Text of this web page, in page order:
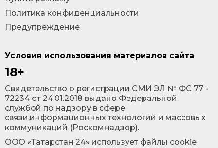
Условия использования материалов сайта
18+
Cвидетельство о регистрации СМИ ЭЛ № ФС 77 -
72234 от 24.01.2018 выдано Федеральной
службой по надзору в сфере
связи,информационных технологий и массовых
коммуникаций (Роскомнадзор).
ООО «Татарстан 24» использует файлы cookie
Политика конфиденциальности
Предупреждение